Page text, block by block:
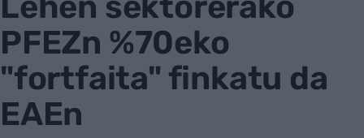
PFEZn %70eko
"fortfaita" finkatu da
EAEn